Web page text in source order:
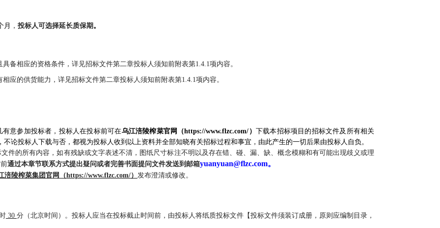
月 ， 投标人可选择延长质保期 。
具备相应的资格条件， 详见招标文件第二章投标人须知前附表第1.4.1项内容。
应的供货能力，详见招标文件第二章投标人须知前附表第1.4.1项内容。
意参加投标者，投标人在投标前可在乌江涪陵榨菜官网（https://www.flzc.com/） 下载本招标项目的招标文件及 所有相关
论投标人下载与否，都视为投标人收到以上资料并全部知晓有关招标过程和事宜，由此产生的一切后果由投标人自负。
件的所有内容，如有残缺或文字表述不清，图纸尺寸标注不明以及存在错、碰、漏、缺、概念模糊和有可能出现歧义或理
前通过本章节联系方式提出疑问或者完善书面提问文件发送到邮箱yuanyuan@flzc.com。
涪陵榨菜集团官网（https://www.flzc.com/） 发布澄清或修改。
30 分（北京时间）。投标人应当在投标截止时间前，由投标人将纸质投标文件【投标文件须装订成册，原则应编制目录，